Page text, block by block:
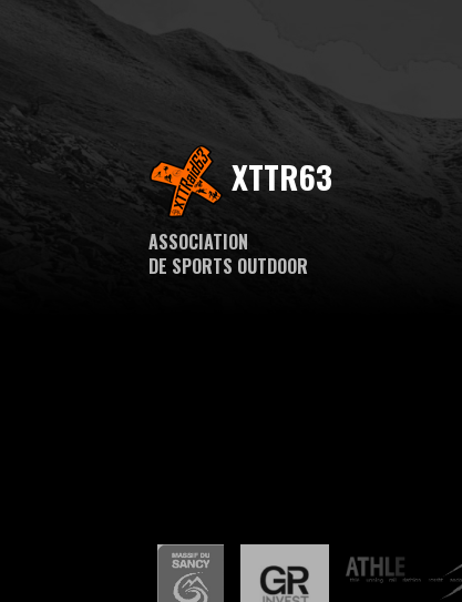
XTTR63
ASSOCIATION
DE SPORTS OUTDOOR